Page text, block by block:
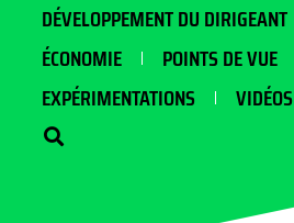
DÉVELOPPEMENT DU DIRIGEANT
ÉCONOMIE
POINTS DE VUE
EXPÉRIMENTATIONS
VIDÉOS